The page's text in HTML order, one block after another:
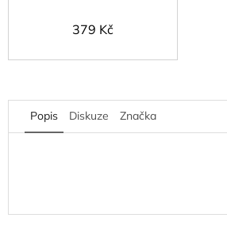
379 Kč
Popis Diskuze Značka